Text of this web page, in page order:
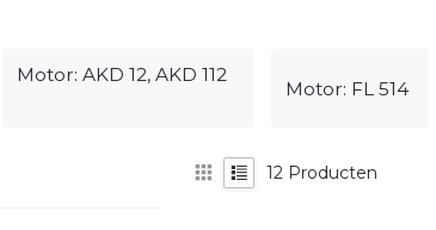
Motor: AKD 12, AKD 112
Motor: FL 514
12 Producten